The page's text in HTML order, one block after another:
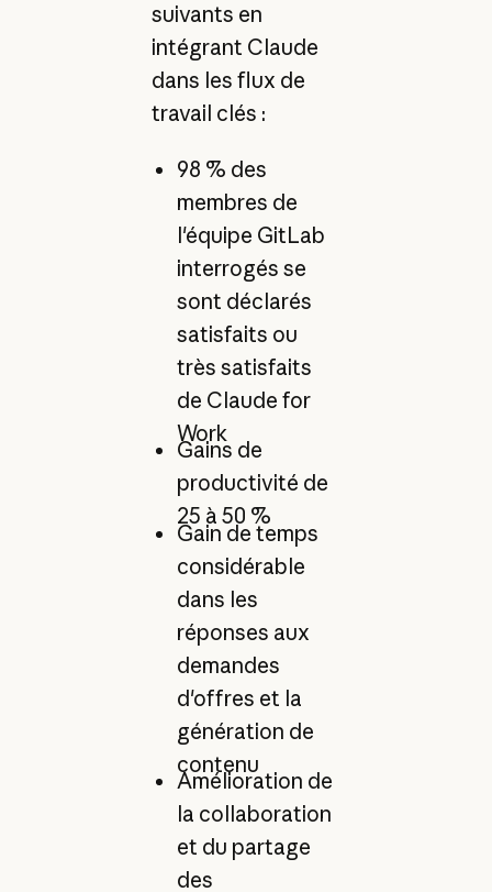
suivants en
intégrant Claude
dans les flux de
travail clés :
98 % des
membres de
l'équipe GitLab
interrogés se
sont déclarés
satisfaits ou
très satisfaits
de Claude for
Work
Gains de
productivité de
25 à 50 %
Gain de temps
considérable
dans les
réponses aux
demandes
d'offres et la
génération de
contenu
Amélioration de
la collaboration
et du partage
des